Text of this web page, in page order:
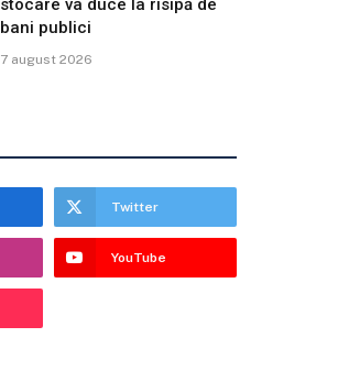
stocare va duce la risipă de
bani publici
7 august 2026
Twitter
YouTube